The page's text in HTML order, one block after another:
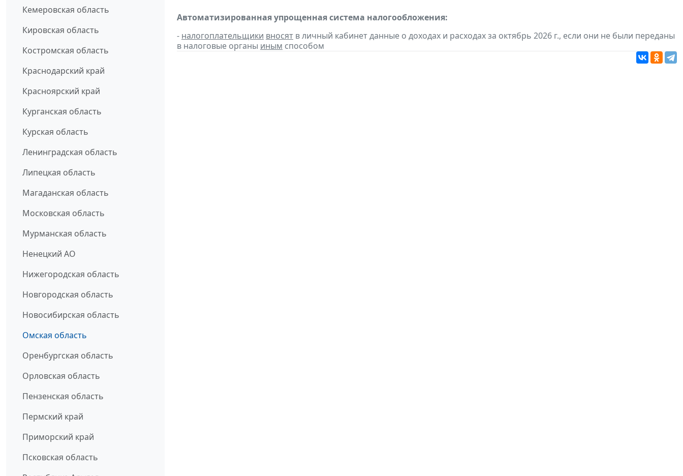
Кемеровская область
Кировская область
Костромская область
Краснодарский край
Красноярский край
Курганская область
Курская область
Ленинградская область
Липецкая область
Магаданская область
Московская область
Мурманская область
Ненецкий АО
Нижегородская область
Новгородская область
Новосибирская область
Омская область
Оренбургская область
Орловская область
Пензенская область
Пермский край
Приморский край
Псковская область
Автоматизированная упрощенная система налогообложения:
- налогоплательщики вносят в личный кабинет данные о доходах и расходах за октябрь 2026 г., если они не были переданы
в налоговые органы иным способом